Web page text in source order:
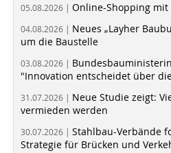
05.08.2026 | Online-Shopping mit
04.08.2026 | Neues „Layher
um die Baustelle
03.08.2026 |
"Innovation entscheidet über
31.07.2026 | Neue Studie zeigt:
vermieden werden
30.07.2026 | Stahlbau-Verbände
Strategie für Brücken und